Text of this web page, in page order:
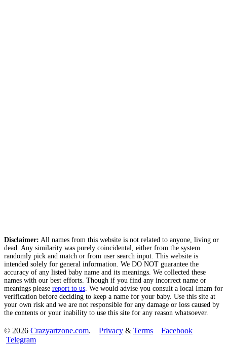
Disclaimer: All names from this website is not related to anyone, living or
dead. Any similarity was purely coincidental, either from the system
randomly pick and match or from user search input. This website is
intended solely for general information. We DO NOT guarantee the
accuracy of any listed baby name and its meanings. We collected these
names with our best efforts. Though if you find any incorrect name or
meanings please report to us . We would advise you consult a local Imam for
verification before deciding to keep a name for your baby. Use this site at
your own risk and we are not responsible for any damage or loss caused by
the contents or your inability to use this site for any reason whatsoever.
© 2026 Crazyartzone.com. Privacy & Terms
Facebook
Telegram